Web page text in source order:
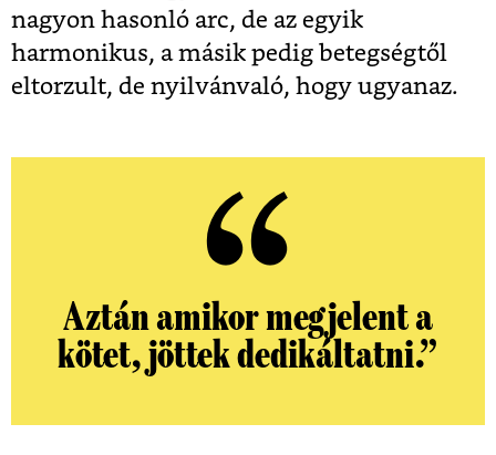
nagyon hasonló arc, de az egyik
harmonikus, a másik pedig betegségtől
eltorzult, de nyilvánvaló, hogy ugyanaz.
Aztán amikor megjelent a
kötet, jöttek dedikáltatni.”